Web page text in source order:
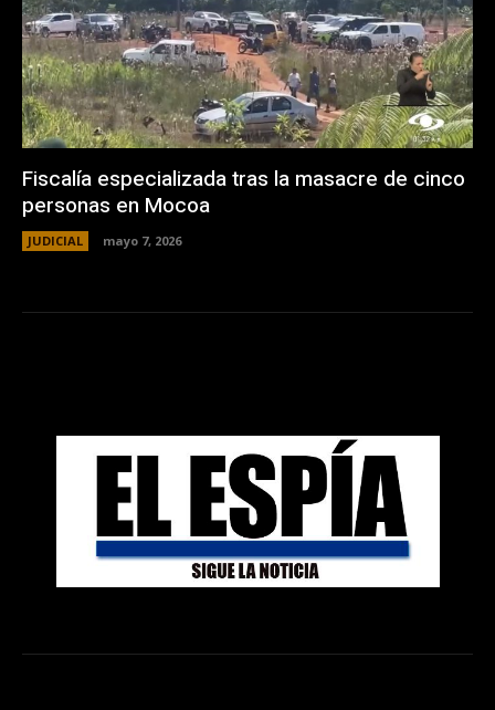
Fiscalía especializada tras la masacre de cinco
personas en Mocoa
JUDICIAL mayo 7, 2026